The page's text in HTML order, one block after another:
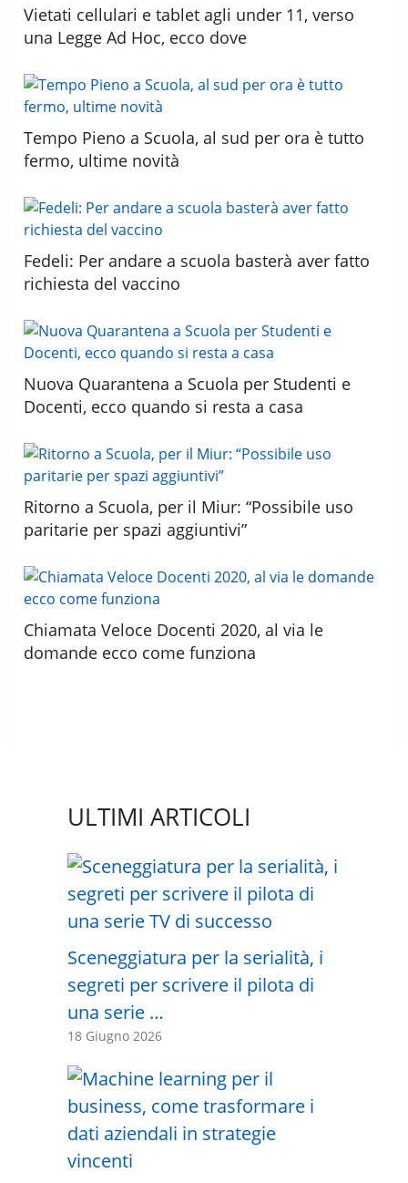
Vietati cellulari e tablet agli under 11, verso
una Legge Ad Hoc, ecco dove
Tempo Pieno a Scuola, al sud per ora è tutto
fermo, ultime novità
Fedeli: Per andare a scuola basterà aver fatto
richiesta del vaccino
Nuova Quarantena a Scuola per Studenti e
Docenti, ecco quando si resta a casa
Ritorno a Scuola, per il Miur: “Possibile uso
paritarie per spazi aggiuntivi”
Chiamata Veloce Docenti 2020, al via le
domande ecco come funziona
ULTIMI ARTICOLI
Sceneggiatura per la serialità, i
segreti per scrivere il pilota di
una serie …
18 Giugno 2026